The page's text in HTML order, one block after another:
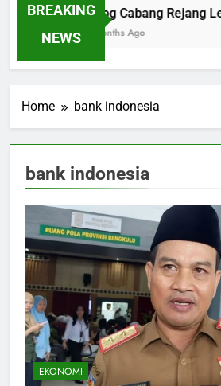
BREAKING
NEWS
Bulog Cabang Rejang
4 Months Ago
Home bank indonesia
bank indonesia
EKONOMI